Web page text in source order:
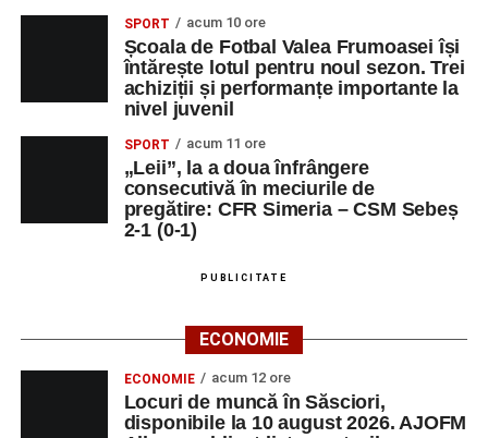
SPORT acum 10 ore
Școala de Fotbal Valea Frumoasei își
întărește lotul pentru noul sezon. Trei
achiziții și performanțe importante la
nivel juvenil
SPORT acum 11 ore
„Leii”, la a doua înfrângere
consecutivă în meciurile de
pregătire: CFR Simeria – CSM Sebeș
2-1 (0-1)
PUBLICITATE
ECONOMIE
ECONOMIE acum 12 ore
Locuri de muncă în Săsciori,
disponibile la 10 august 2026. AJOFM